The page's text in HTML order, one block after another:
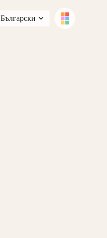
Български